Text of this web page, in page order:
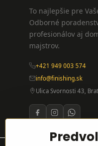
To najlepšie pre
Odborné
profesionálov aj
majstrov.
+421 949 003 574
info@finishing.sk
Ulica Svornosti 43,